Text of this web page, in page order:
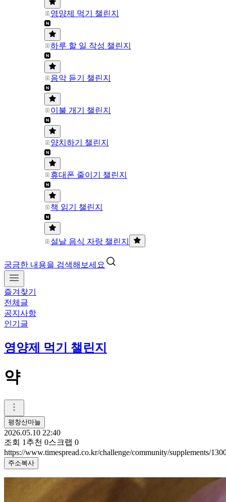
영양제 먹기 챌린지
하루 할 일 작성 챌린지
음악 듣기 챌린지
이불 개기 챌린지
양치하기 챌린지
휴대폰 줄이기 챌린지
책 읽기 챌린지
설날 음식 자랑 챌린지
궁금한 내용을 검색해보세요
즐겨찾기
전체글
공지사항
인기글
영양제 먹기 챌린지
약
평창산마늘
2026.05.10 22:40
조회 1 추천 0스크랩 0
https://www.timespread.co.kr/challenge/community/supplements/
주소복사